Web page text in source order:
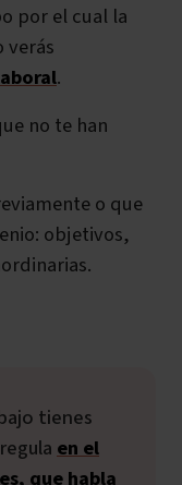
por el cual la
verás
.
no te han
o que
objetivos,
en el
que habla